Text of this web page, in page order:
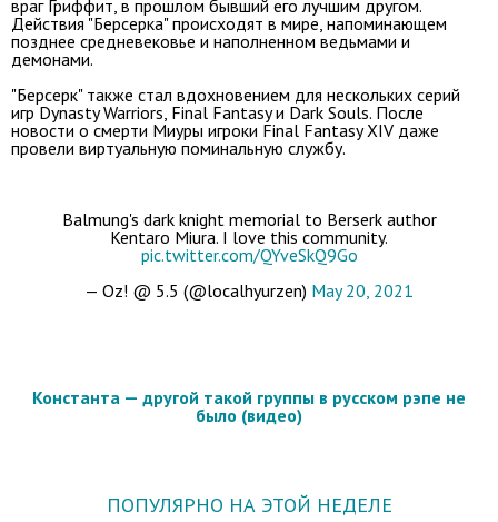
враг Гриффит, в прошлом бывший его лучшим другом.
Действия "Берсерка" происходят в мире, напоминающем
позднее средневековье и наполненном ведьмами и
демонами.
"Берсерк" также стал вдохновением для нескольких серий
игр Dynasty Warriors, Final Fantasy и Dark Souls. После
новости о смерти Миуры игроки Final Fantasy XIV даже
провели виртуальную поминальную службу.
Balmung's dark knight memorial to Berserk author
Kentaro Miura. I love this community.
pic.twitter.com/QYveSkQ9Go
— Oz! @ 5.5 (@localhyurzen) May 20, 2021
Константа — другой такой группы в русском рэпе не
было (видео)
ПОПУЛЯРНО НА ЭТОЙ НЕДЕЛЕ